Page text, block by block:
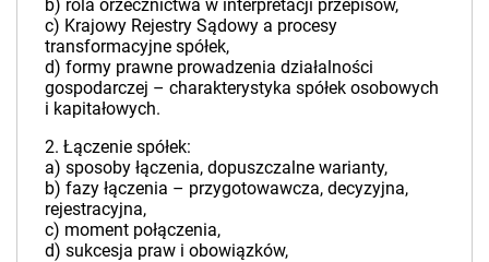
b) rola orzecznictwa w interpretacji przepisów,
c) Krajowy Rejestry Sądowy a procesy
transformacyjne spółek,
d) formy prawne prowadzenia działalności
gospodarczej – charakterystyka spółek osobowych
i kapitałowych.
2. Łączenie spółek:
a) sposoby łączenia, dopuszczalne warianty,
b) fazy łączenia – przygotowawcza, decyzyjna,
rejestracyjna,
c) moment połączenia,
d) sukcesja praw i obowiązków,